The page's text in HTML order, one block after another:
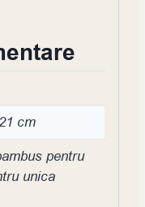
cm
pentru
unica